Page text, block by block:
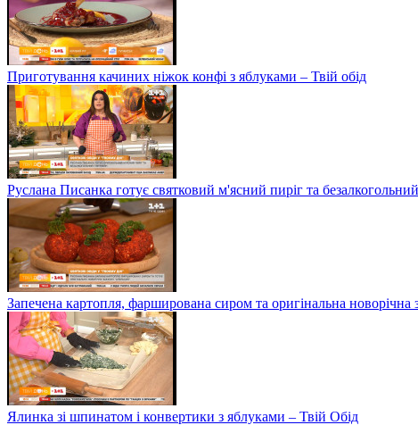
Приготування качиних ніжок конфі з яблуками – Твій обід
Руслана Писанка готує святковий м'ясний пиріг та
Запечена картопля, фарширована сиром та оригінальна
Ялинка зі шпинатом і конвертики з яблуками – Твій Обід